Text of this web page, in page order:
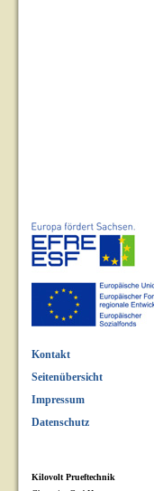
Kontakt
Seitenübersicht
Impressum
Datenschutz
Kilovolt Prueftechnik